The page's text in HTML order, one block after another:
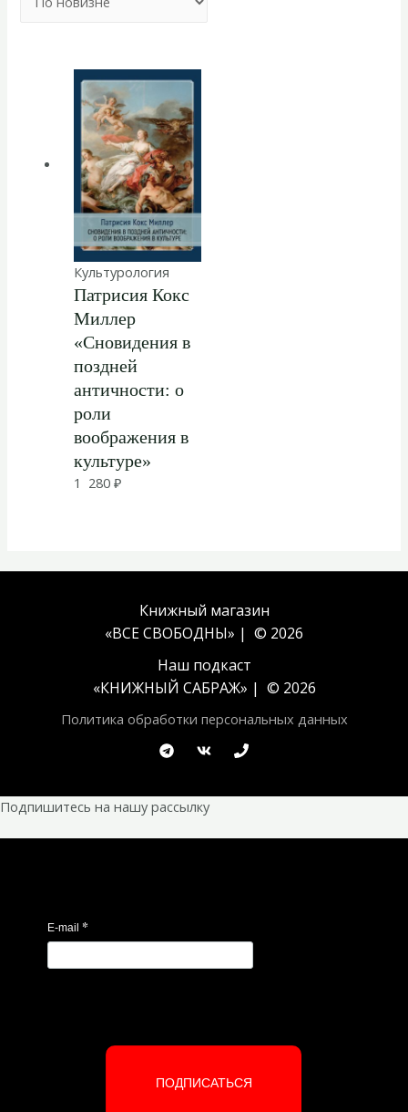
Культурология
Патрисия Кокс
Миллер
«Сновидения в
поздней
античности: о
роли
воображения в
культуре»
1 280 ₽
Книжный магазин
«ВСЕ СВОБОДНЫ» | © 2026
Наш подкаст
«КНИЖНЫЙ САБРАЖ» | © 2026
Политика обработки персональных данных
Подпишитесь на нашу рассылку
E-mail *
ПОДПИСАТЬСЯ